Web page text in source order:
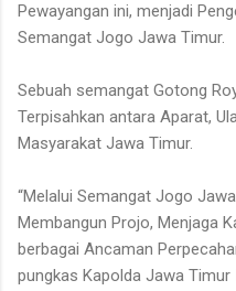
Pewayangan ini, menjadi
Semangat Jogo Jawa Timur.
Sebuah semangat Gotong
Terpisahkan antara Aparat,
Masyarakat Jawa Timur.
“Melalui Semangat Jogo
Membangun Projo, Menjaga
berbagai Ancaman
pungkas Kapolda Jawa Timur